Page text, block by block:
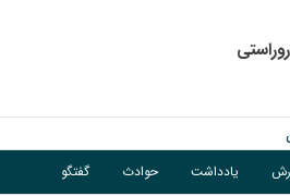
یادداشت حوادث گفتگو